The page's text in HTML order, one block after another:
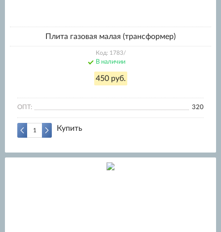
Плита газовая малая (трансформер)
Код: 1783/
В наличии
450 руб.
ОПТ: 320
Купить